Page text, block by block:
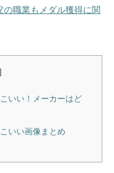
職業もメダル獲得に関
]
いい！メーカーはど
いい画像まとめ